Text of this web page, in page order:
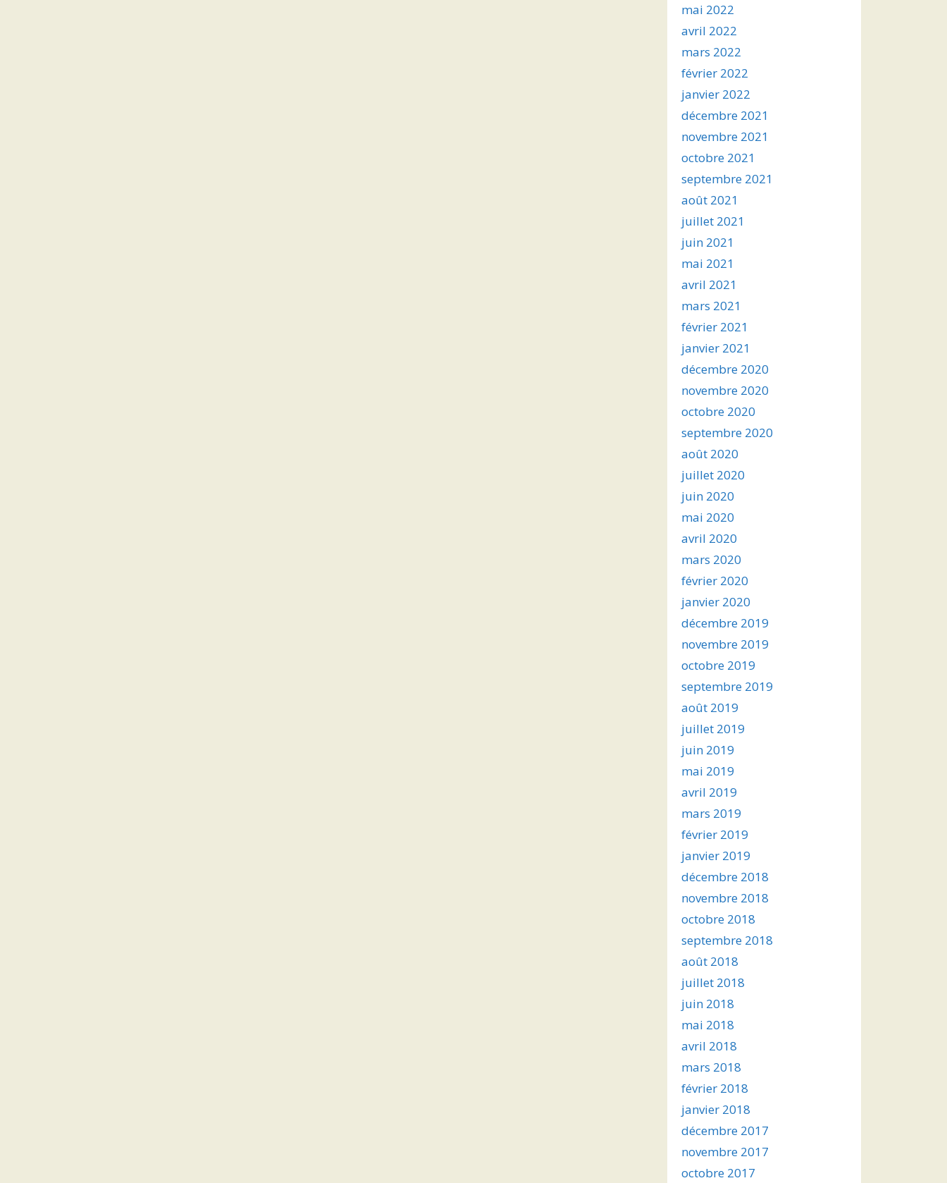
mai 2022
avril 2022
mars 2022
février 2022
janvier 2022
décembre 2021
novembre 2021
octobre 2021
septembre 2021
août 2021
juillet 2021
juin 2021
mai 2021
avril 2021
mars 2021
février 2021
janvier 2021
décembre 2020
novembre 2020
octobre 2020
septembre 2020
août 2020
juillet 2020
juin 2020
mai 2020
avril 2020
mars 2020
février 2020
janvier 2020
décembre 2019
novembre 2019
octobre 2019
septembre 2019
août 2019
juillet 2019
juin 2019
mai 2019
avril 2019
mars 2019
février 2019
janvier 2019
décembre 2018
novembre 2018
octobre 2018
septembre 2018
août 2018
juillet 2018
juin 2018
mai 2018
avril 2018
mars 2018
février 2018
janvier 2018
décembre 2017
novembre 2017
octobre 2017